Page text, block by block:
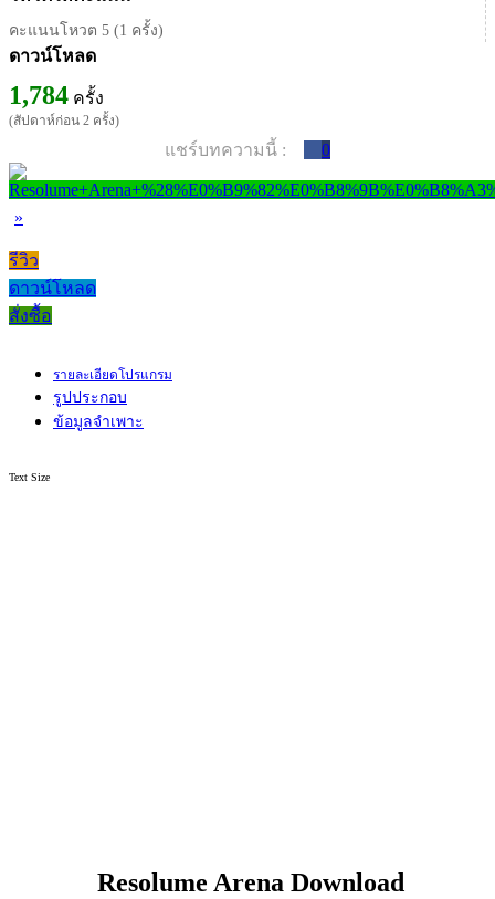
คะแนนโหวต 5 (1 ครั้ง)
ดาวน์โหลด
1,784 ครั้ง
(สัปดาห์ก่อน 2 ครั้ง)
แชร์บทความนี้ : 0
»
รีวิว
ดาวน์โหลด
สั่งซื้อ
รายละเอียดโปรแกรม
รูปประกอบ
ข้อมูลจำเพาะ
Text Size
Resolume Arena Download